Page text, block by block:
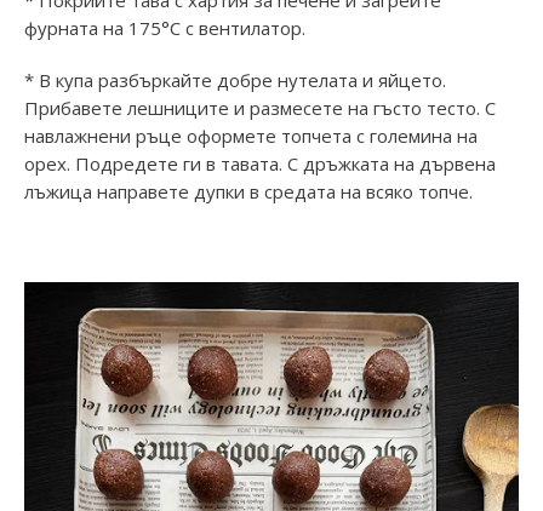
фурната на 175°C с вентилатор.
* В купа разбъркайте добре нутелата и яйцето.
Прибавете лешниците и размесете на гъсто тесто. С
навлажнени ръце оформете топчета с големина на
орех. Подредете ги в тавата. С дръжката на дървена
лъжица направете дупки в средата на всяко топче.